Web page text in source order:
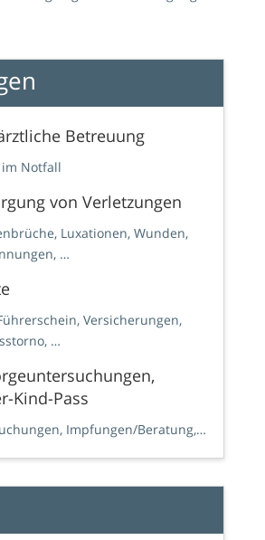
Betreuung
Notfall
von Verletzungen
Luxationen, Wunden,
…
Versicherungen,
…
Kind-Pass
Impfungen/Beratung,…